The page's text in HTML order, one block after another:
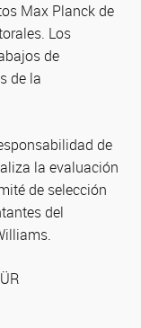
Max Planck de
Los
de
de la
de
la evaluación
de selección
del